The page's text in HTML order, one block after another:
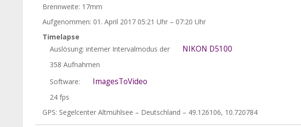
Brennweite: 17mm
Aufgenommen: 01. April 2017 05:21 Uhr – 07:20 Uhr
Timelapse
Auslösung: interner Intervalmodus der
NIKON D5100
358 Aufnahmen
Software:
ImagesToVideo
24 fps
GPS: Segelcenter Altmühlsee – Deutschland – 49.126106, 10.720784